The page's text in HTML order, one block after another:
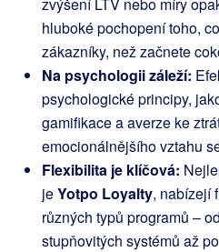
hluboké pochopení toho,
zákazníky, než začnete
Na psychologii záleží:
psychologické principy,
gamifikace a averze ke
emocionálnějšího vztahu
Flexibilita je klíčová:
jeYotpo Loyalty, nabízejí
různých typů programů –
stupňovitých systémů až